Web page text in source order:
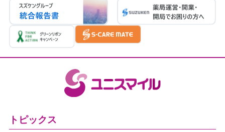
かかりつけ薬剤師包括管理料（291点）
在宅薬学総合体制加算1（15点）
在宅患者訪問薬剤管理指導料
医療情報取得加算（1点）
トピックス